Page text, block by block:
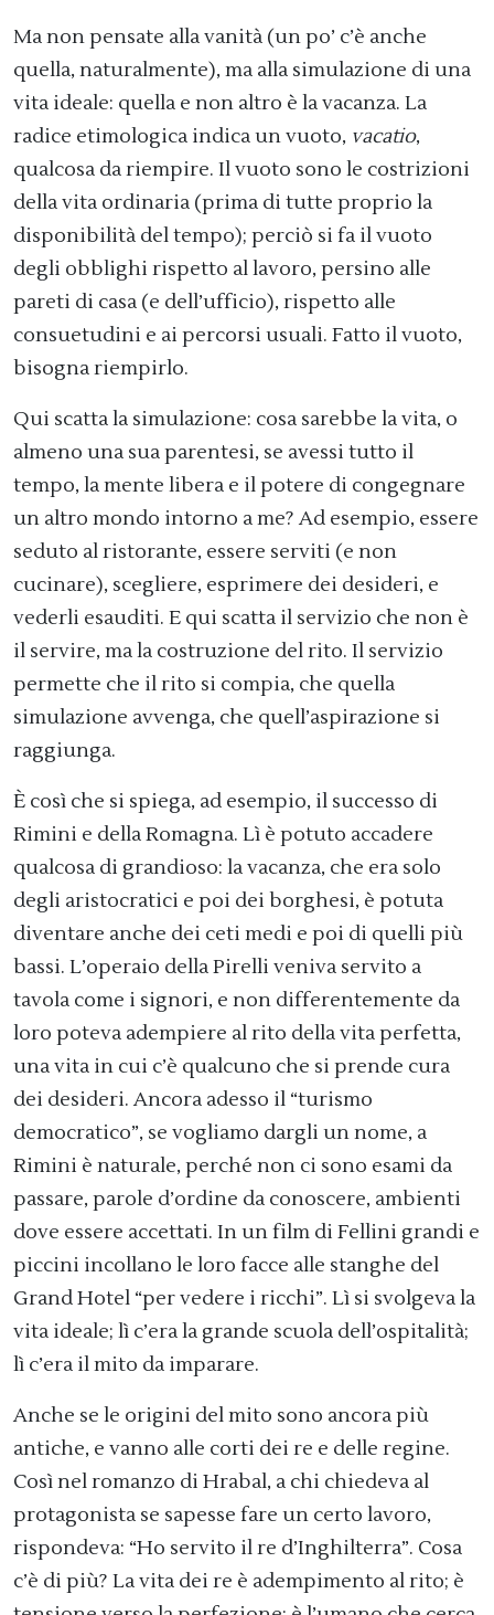
Ma non pensate alla vanità (un po’ c’è anche
quella, naturalmente), ma alla simulazione di una
vita ideale: quella e non altro è la vacanza. La
radice etimologica indica un vuoto, vacatio,
qualcosa da riempire. Il vuoto sono le costrizioni
della vita ordinaria (prima di tutte proprio la
disponibilità del tempo); perciò si fa il vuoto
degli obblighi rispetto al lavoro, persino alle
pareti di casa (e dell’ufficio), rispetto alle
consuetudini e ai percorsi usuali. Fatto il vuoto,
bisogna riempirlo.
Qui scatta la simulazione: cosa sarebbe la vita, o
almeno una sua parentesi, se avessi tutto il
tempo, la mente libera e il potere di congegnare
un altro mondo intorno a me? Ad esempio, essere
seduto al ristorante, essere serviti (e non
cucinare), scegliere, esprimere dei desideri, e
vederli esauditi. E qui scatta il servizio che non è
il servire, ma la costruzione del rito. Il servizio
permette che il rito si compia, che quella
simulazione avvenga, che quell’aspirazione si
raggiunga.
È così che si spiega, ad esempio, il successo di
Rimini e della Romagna. Lì è potuto accadere
qualcosa di grandioso: la vacanza, che era solo
degli aristocratici e poi dei borghesi, è potuta
diventare anche dei ceti medi e poi di quelli più
bassi. L’operaio della Pirelli veniva servito a
tavola come i signori, e non differentemente da
loro poteva adempiere al rito della vita perfetta,
una vita in cui c’è qualcuno che si prende cura
dei desideri. Ancora adesso il “turismo
democratico”, se vogliamo dargli un nome, a
Rimini è naturale, perché non ci sono esami da
passare, parole d’ordine da conoscere, ambienti
dove essere accettati. In un film di Fellini grandi e
piccini incollano le loro facce alle stanghe del
Grand Hotel “per vedere i ricchi”. Lì si svolgeva la
vita ideale; lì c’era la grande scuola dell’ospitalità;
lì c’era il mito da imparare.
Anche se le origini del mito sono ancora più
antiche, e vanno alle corti dei re e delle regine.
Così nel romanzo di Hrabal, a chi chiedeva al
protagonista se sapesse fare un certo lavoro,
rispondeva: “Ho servito il re d’Inghilterra”. Cosa
c’è di più? La vita dei re è adempimento al rito; è